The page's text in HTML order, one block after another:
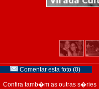
Comentar esta foto (0)
Confira tamb�m as outras s�ries